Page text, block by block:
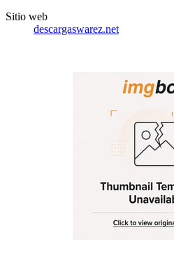
Sitio web
descargaswarez.net